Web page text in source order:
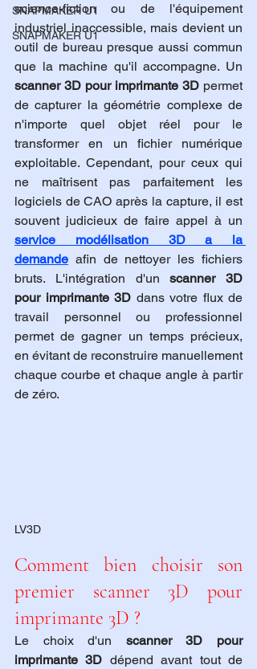
SNAPMAKER U1
SNAPMAKER U1
science-fiction ou de l'équipement
industriel inaccessible, mais devient un
outil de bureau presque aussi commun
scanner 3D pour imprimante 3D permet
de capturer la géométrie complexe de
n'importe quel objet réel pour le
transformer en un fichier numérique
exploitable. Cependant, pour ceux qui
ne maîtrisent pas parfaitement les
logiciels de CAO après la capture, il est
service modélisation 3D a la
demande afin de nettoyer les fichiers
bruts. L'intégration d'un scanner 3D
pour imprimante 3D dans votre flux de
travail personnel ou professionnel
permet de gagner un temps précieux,
en évitant de reconstruire manuellement
chaque courbe et chaque angle à partir
de zéro.
LV3D
Comment bien choisir son
premier scanner 3D pour
imprimante 3D ?
Le choix d'un scanner 3D pour
imprimante 3D dépend avant tout de